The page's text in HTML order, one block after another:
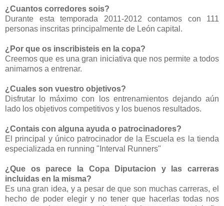
¿Cuantos corredores sois?
Durante esta temporada 2011-2012 contamos con 111
personas inscritas principalmente de León capital.
¿Por que os inscribisteis en la copa?
Creemos que es una gran iniciativa que nos permite a todos
animarnos a entrenar.
¿Cuales son vuestro objetivos?
Disfrutar lo máximo con los entrenamientos dejando aún
lado los objetivos competitivos y los buenos resultados.
¿Contais con alguna ayuda o patrocinadores?
El principal y único patrocinador de la Escuela es la tienda
especializada en running "Interval Runners"
¿Que os parece la Copa Diputacion y las carreras
incluidas en la misma?
Es una gran idea, y a pesar de que son muchas carreras, el
hecho de poder elegir y no tener que hacerlas todas nos